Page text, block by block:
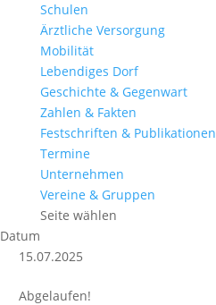
Schulen
Ärztliche Versorgung
Mobilität
Lebendiges Dorf
Geschichte & Gegenwart
Zahlen & Fakten
Festschriften & Publikationen
Termine
Unternehmen
Vereine & Gruppen
Seite wählen
Datum
15.07.2025
Abgelaufen!